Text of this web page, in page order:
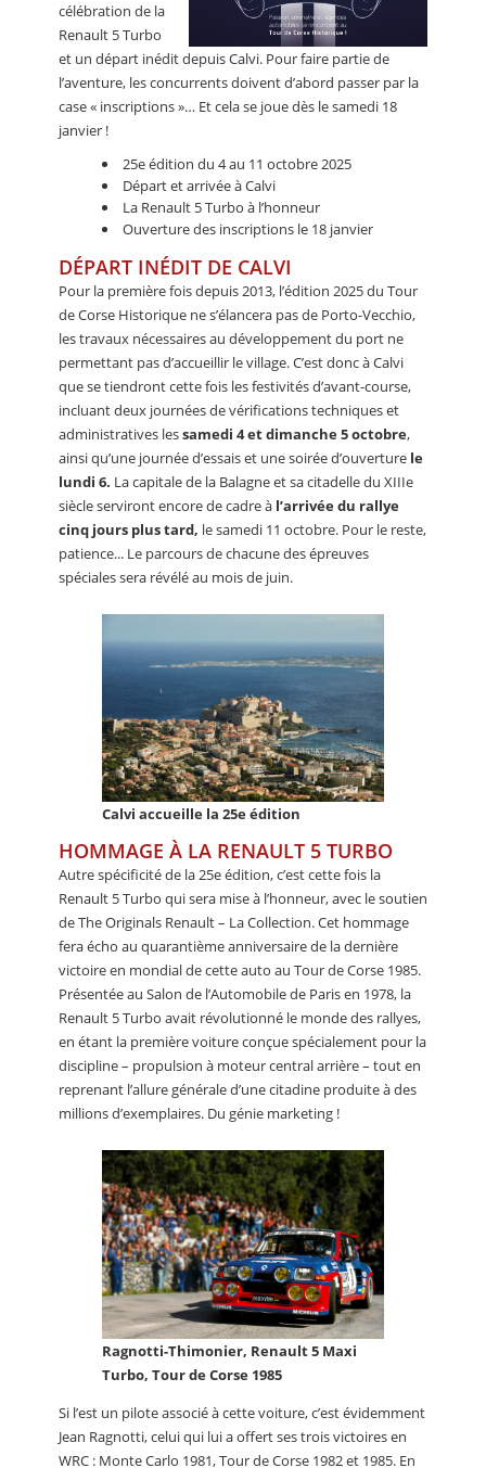
célébration de la
Renault 5 Turbo
et un départ inédit depuis Calvi. Pour faire partie de
l’aventure, les concurrents doivent d’abord passer par la
case « inscriptions »… Et cela se joue dès le samedi 18
janvier !
25e édition du 4 au 11 octobre 2025
Départ et arrivée à Calvi
La Renault 5 Turbo à l’honneur
Ouverture des inscriptions le 18 janvier
DÉPART INÉDIT DE CALVI
Pour la première fois depuis 2013, l’édition 2025 du Tour
de Corse Historique ne s’élancera pas de Porto-Vecchio,
les travaux nécessaires au développement du port ne
permettant pas d’accueillir le village. C’est donc à Calvi
que se tiendront cette fois les festivités d’avant-course,
incluant deux journées de vérifications techniques et
administratives lessamedi 4 et dimanche 5 octobre,
ainsi qu’une journée d’essais et une soirée d’ouverture le
lundi 6. La capitale de la Balagne et sa citadelle du XIIIe
siècle serviront encore de cadre à l’arrivée du rallye
cinq jours plus tard, le samedi 11 octobre. Pour le reste,
patience... Le parcours de chacune des épreuves
spéciales sera révélé au mois de juin.
Calvi accueille la 25e édition
HOMMAGE À LA RENAULT 5 TURBO
Autre spécificité de la 25e édition, c’est cette fois la
Renault 5 Turbo qui sera mise à l’honneur, avec le soutien
de The Originals Renault – La Collection. Cet hommage
fera écho au quarantième anniversaire de la dernière
victoire en mondial de cette auto au Tour de Corse 1985.
Présentée au Salon de l’Automobile de Paris en 1978, la
Renault 5 Turbo avait révolutionné le monde des rallyes,
en étant la première voiture conçue spécialement pour la
discipline – propulsion à moteur central arrière – tout en
reprenant l’allure générale d’une citadine produite à des
millions d’exemplaires. Du génie marketing !
Ragnotti-Thimonier, Renault 5 Maxi
Turbo, Tour de Corse 1985
Si l’est un pilote associé à cette voiture, c’est évidemment
Jean Ragnotti, celui qui lui a offert ses trois victoires en
WRC : Monte Carlo 1981, Tour de Corse 1982 et 1985. En